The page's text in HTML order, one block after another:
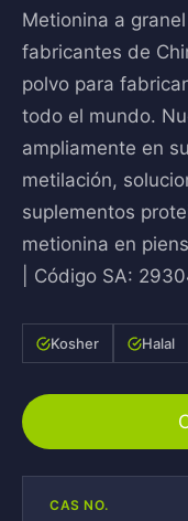
Metionina a
fabricantes de
polvo para
todo el mundo.
ampliamente en
metilación,
suplementos
metionina en
| Código SA:
Kosher Halal
CAS NO.